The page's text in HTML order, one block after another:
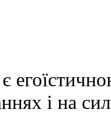
і на